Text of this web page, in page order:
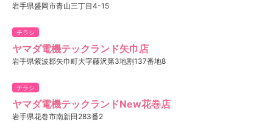
岩手県盛岡市青山三丁目4-15
チラシ
ヤマダ電機テックランド矢巾店
岩手県紫波郡矢巾町大字藤沢第3地割137番地8
チラシ
ヤマダ電機テックランドNew花巻店
岩手県花巻市南新田283番2